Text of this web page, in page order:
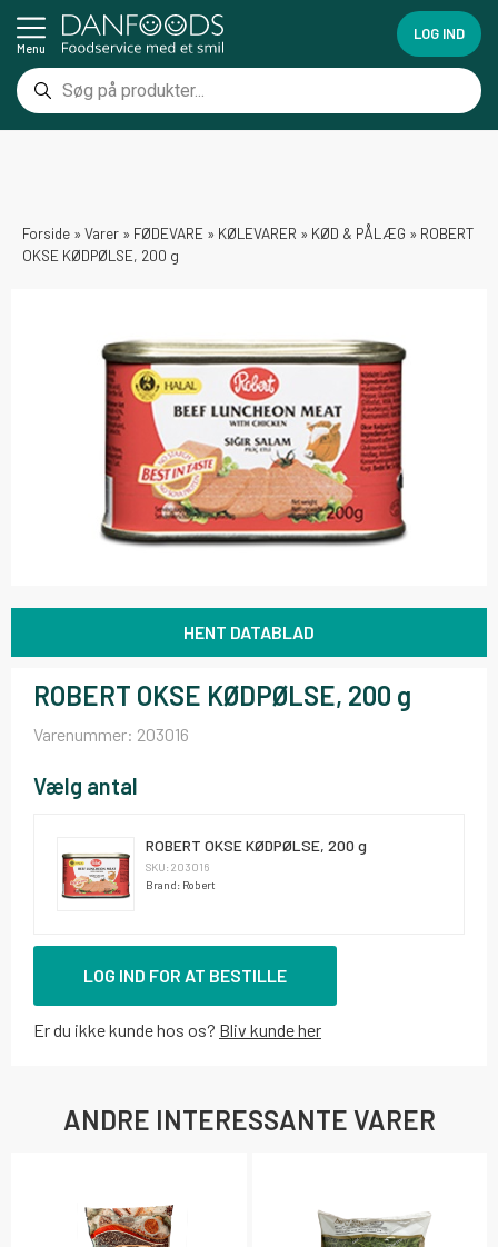
Menu
LOG IND
Forside » Varer » FØDEVARE » KØLEVARER » KØD & PÅLÆG » ROBERT
OKSE KØDPØLSE, 200 g
HENT DATABLAD
ROBERT OKSE KØDPØLSE, 200 g
Varenummer: 203016
Vælg antal
ROBERT OKSE KØDPØLSE, 200 g
SKU: 203016
Brand: Robert
LOG IND FOR AT BESTILLE
Er du ikke kunde hos os? Bliv kunde her
ANDRE INTERESSANTE VARER